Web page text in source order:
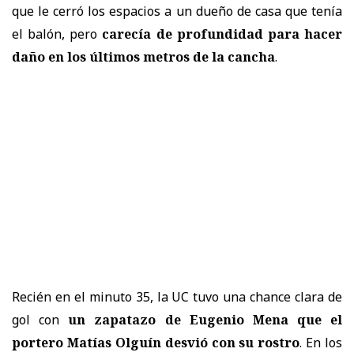
que le cerró los espacios a un dueño de casa que tenía
el balón, pero carecía de profundidad para hacer
daño en los últimos metros de la cancha.
Recién en el minuto 35, la UC tuvo una chance clara de
gol conun zapatazo de Eugenio Mena que el
portero Matías Olguín desvió con su rostro. En los